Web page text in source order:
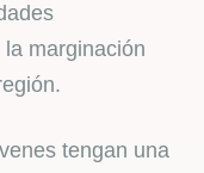
marginación
tengan una